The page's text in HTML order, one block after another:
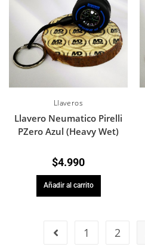
Llaveros
Llavero Neumatico Pirelli
PZero Azul (Heavy Wet)
$4.990
Añadir al carrito
1 2